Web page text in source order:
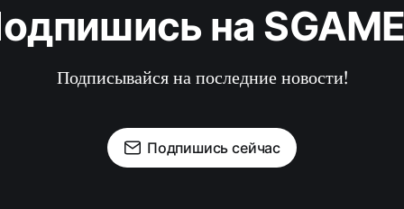
на
Подписывайся на последние новости!
Подпишись сейчас